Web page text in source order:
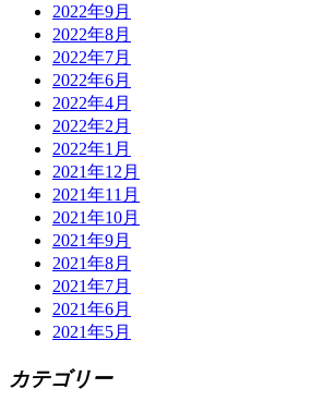
2022年9月
2022年8月
2022年7月
2022年6月
2022年4月
2022年2月
2022年1月
2021年12月
2021年11月
2021年10月
2021年9月
2021年8月
2021年7月
2021年6月
2021年5月
カテゴリー